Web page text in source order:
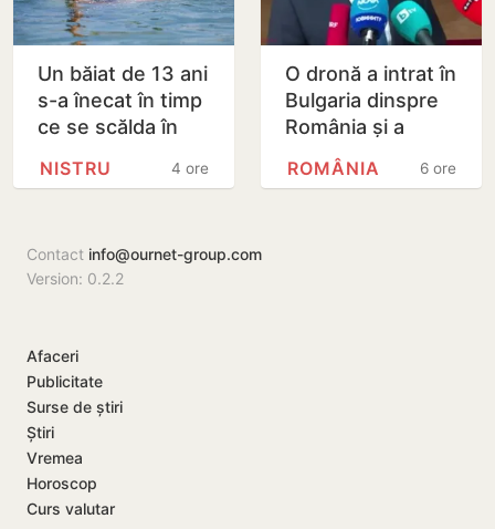
Un băiat de 13 ani
s-a înecat în timp
ce se scălda în
neautorizată din
4 ore
NISTRU
O dronă a intrat în
Bulgaria dinspre
România și a
explodat în
apropierea unui6 ore
ROMÂNIA
Contact info@ournet-group.com
Version: 0.2.2
Afaceri
Publicitate
Surse de știri
Știri
Vremea
Horoscop
Curs valutar